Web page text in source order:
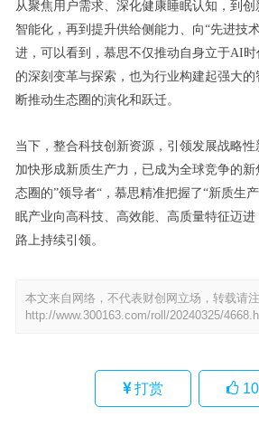
从聚焦用户需求、深化健康睡眠认知，到
智能化，再到提升供给侧能力、向“先进技
进，可以看到，慕思不仅推动自身立于AI
的深刻变革与探索，也为行业构建起强大
断推动生态圈的演化和跃迁。
当下，整合科技创新资源，引领发展战略性
加快形成新质生产力，已成为全球竞争的
态圈的”领导者“，慕思精准把握了“新质生
眠产业向高科技、高效能、高质量特征迈
路上持续引领。
本文来自网络，不代表财创网立场，转载请注
http://www.300163.com/roll/20240325/
打赏